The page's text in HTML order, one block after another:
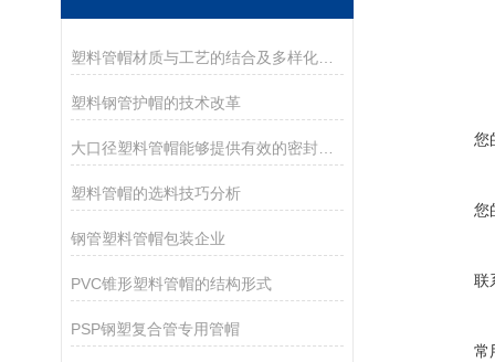
塑料管帽材质与工艺的结合及多样化的应用
塑料钢管护帽的技术改革
塑料管帽的选料技巧分析
钢管塑料管帽包装企业
PVC锥形塑料管帽的结构形式
PSP钢塑复合管专用管帽
您
您
联
常